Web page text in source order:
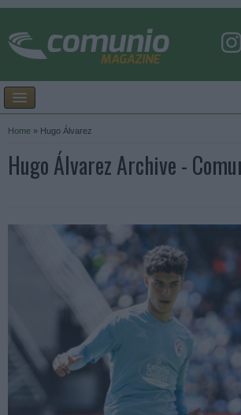
Home » Hugo Álvarez
Hugo Álvarez Archive -